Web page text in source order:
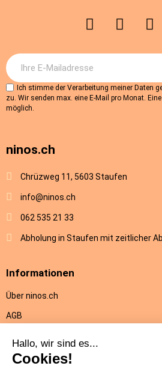
Ich stimme der Verarbeitung meiner Daten
zu. Wir senden max. eine E-Mail pro Monat.
möglich.
ninos.ch
Chrüzweg 11, 5603 Staufen
info@ninos.ch
062 535 21 33
Abholung in Staufen mit zeitlicher
Informationen
Über ninos.ch
AGB
Rückgabe